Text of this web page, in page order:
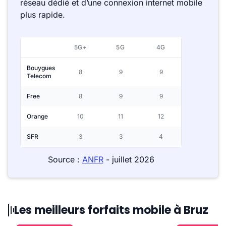
réseau dédié et d’une connexion internet mobile
plus rapide.
5G+ 5G 4G
Bouygues
Telecom
8 9 9
Free 8 9 9
Orange 10 11 12
SFR 3 3 4
Source : ANFR- juillet 2026
Les meilleurs forfaits mobile à Bruz